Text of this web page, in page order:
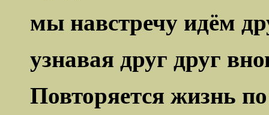
мы навстречу идём
узнавая друг друг
Повторяется жизнь